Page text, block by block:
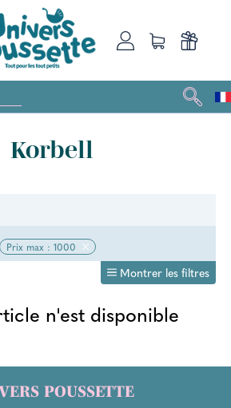
Korbell
Prix max : 1000
Montrer les filtres
n'est disponible
POUSSETTE